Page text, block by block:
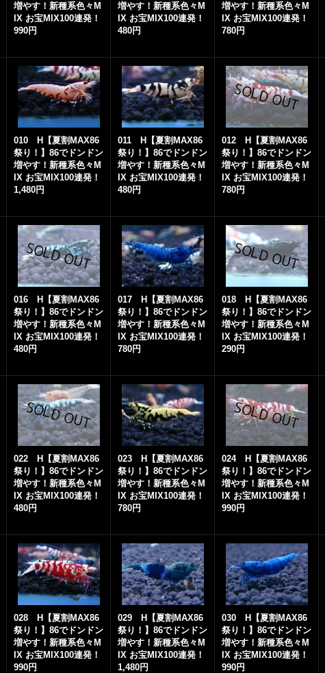
増やす！新種系色々M
IX お宝MIX100連発！
990円
増やす！新種系色々M
IX お宝MIX100連発！
480円
増やす！新種系色々M
IX お宝MIX100連発！
780円
010 H【夏割MAX86
祭り！】86でドンドン
増やす！新種系色々M
IX お宝MIX100連発！
1,480円
011 H【夏割MAX86
祭り！】86でドンドン
増やす！新種系色々M
IX お宝MIX100連発！
480円
012 H【夏割MAX86
祭り！】86でドンドン
増やす！新種系色々M
IX お宝MIX100連発！
780円
016 H【夏割MAX86
祭り！】86でドンドン
増やす！新種系色々M
IX お宝MIX100連発！
480円
017 H【夏割MAX86
祭り！】86でドンドン
増やす！新種系色々M
IX お宝MIX100連発！
780円
018 H【夏割MAX86
祭り！】86でドンドン
増やす！新種系色々M
IX お宝MIX100連発！
290円
022 H【夏割MAX86
祭り！】86でドンドン
増やす！新種系色々M
IX お宝MIX100連発！
480円
023 H【夏割MAX86
祭り！】86でドンドン
増やす！新種系色々M
IX お宝MIX100連発！
780円
024 H【夏割MAX86
祭り！】86でドンドン
増やす！新種系色々M
IX お宝MIX100連発！
990円
028 H【夏割MAX86
祭り！】86でドンドン
増やす！新種系色々M
IX お宝MIX100連発！
990円
029 H【夏割MAX86
祭り！】86でドンドン
増やす！新種系色々M
IX お宝MIX100連発！
1,480円
030 H【夏割MAX86
祭り！】86でドンドン
増やす！新種系色々M
IX お宝MIX100連発！
990円